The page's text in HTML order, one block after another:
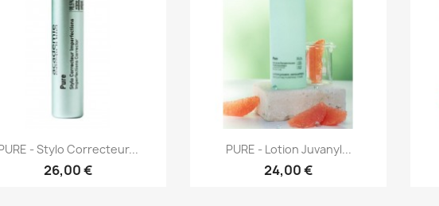
Aperçu rapide
- Stylo Correcteur...
26,00 €
Aperçu rapide
PURE - Lotion Juvanyl...
24,00 €